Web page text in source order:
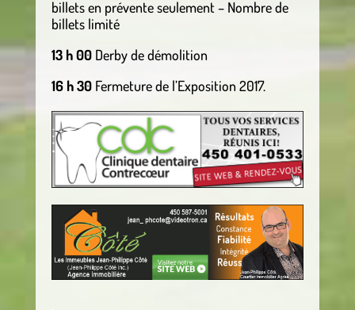
billets en prévente seulement – Nombre de
billets limité
13 h 00Derby de démolition
16 h 30Fermeture de l’Exposition 2017.